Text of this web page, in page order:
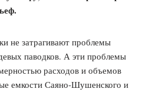
не затрагивают проблемы
паводков. А эти проблемы
расходов и объемов
емкости Саяно-Шушенского и